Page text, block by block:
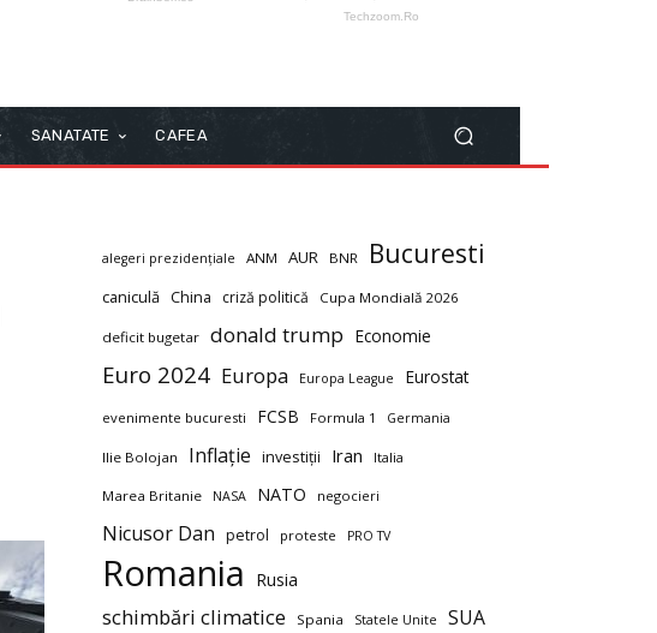
SANATATE CAFEA
alegeri prezidențiale ANM AUR BNR Bucuresti
caniculă China criză politică Cupa Mondială 2026
deficit bugetar donald trump Economie
Euro 2024 Europa Europa League Eurostat
evenimente bucuresti FCSB Formula 1 Germania
Ilie Bolojan Inflație investiții Iran Italia
Marea Britanie NASA NATO negocieri
Nicusor Dan petrol proteste PRO TV
Romania Rusia
schimbări climatice Spania Statele Unite SUA